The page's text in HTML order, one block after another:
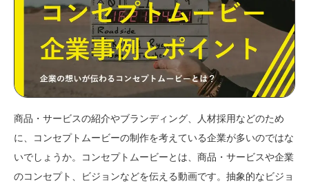
商品・サービスの紹介やブランディング、人材採用などのため
に、コンセプトムービーの制作を考えている企業が多いのではな
いでしょうか。コンセプトムービーとは、商品・サービスや企業
のコンセプト、ビジョンなどを伝える動画です。抽象的なビジョ